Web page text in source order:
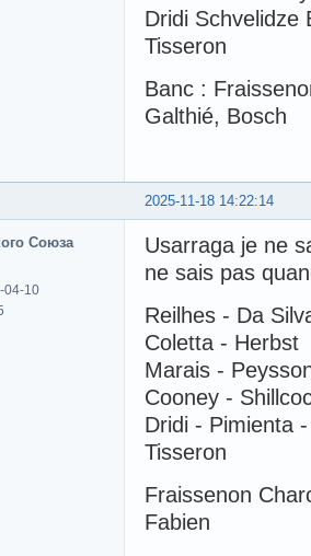
Dridi Schvelidze
Tisseron
Banc :
Galthié, Bosch
2025-11-18 14:22:14
Союза
04-10
Usarraga je ne
ne sais pas
Reilhes - Da
Coletta - Herbst
Marais -
Cooney -
Dridi - Pimienta
Tisseron
Fraissenon
Fabien